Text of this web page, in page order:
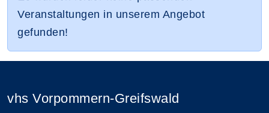
Veranstaltungen in unserem Angebot
gefunden!
vhs Vorpommern-Greifswald